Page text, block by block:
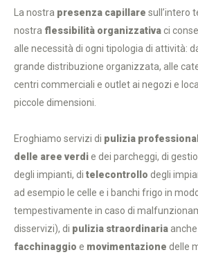
La nostra presenza capillare sull’intero
nostra flessibilità organizzativaci
alle necessità di ogni tipologia di attività:
grande distribuzione organizzata, alle
centri commerciali e outlet ai negozi e
piccole dimensioni.
Eroghiamo servizi di pulizia
delle aree verdie dei parcheggi, di
degli impianti, di telecontrollo degli
ad esempio le celle e i banchi frigo in
tempestivamente in caso di
disservizi), di pulizia straordinaria
facchinaggio e movimentazione delle